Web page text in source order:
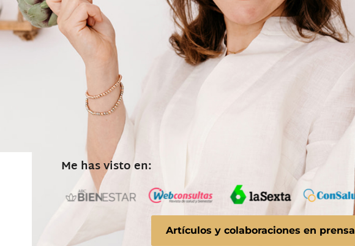
Me has visto en:
Artículos y colaboraciones en prensa